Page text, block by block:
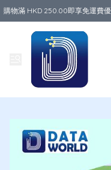
購物滿 HKD 250.00即享免運費